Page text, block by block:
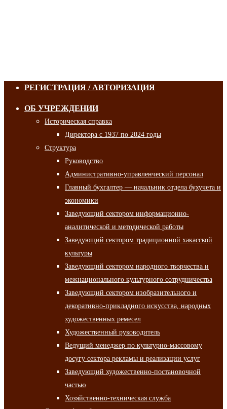
РЕГИСТРАЦИЯ / АВТОРИЗАЦИЯ
ОБ УЧРЕЖДЕНИИ
Историческая справка
Директора с 1937 по 2024 годы
Структура
Руководство
Административно-управленческий персонал
Главный бухгалтер — начальник отдела бухучета и
экономики
Заведующий сектором информационно-
аналитической и методической работы
Заведующий сектором традиционной хакасской
культуры
Заведующий сектором народного творчества и
межнационального культурного сотрудничества
Заведующий сектором изобразительного и
декоративно-прикладного искусства, народных
художественных ремесел
Художественный руководитель
Ведущий менеджер по культурно-массовому
досугу сектора рекламы и реализации услуг
Заведующий художественно-постановочной
частью
Хозяйственно-техническая служба